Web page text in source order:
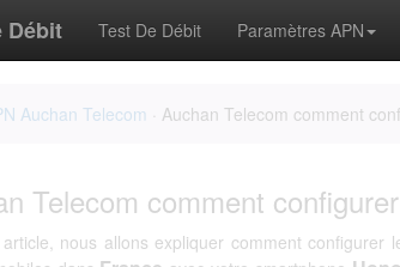
Débit Test De Débit Paramètres APN
Auchan Telecom · Auchan Telecom comment
Telecom comment
nous allons expliquer comment configurer